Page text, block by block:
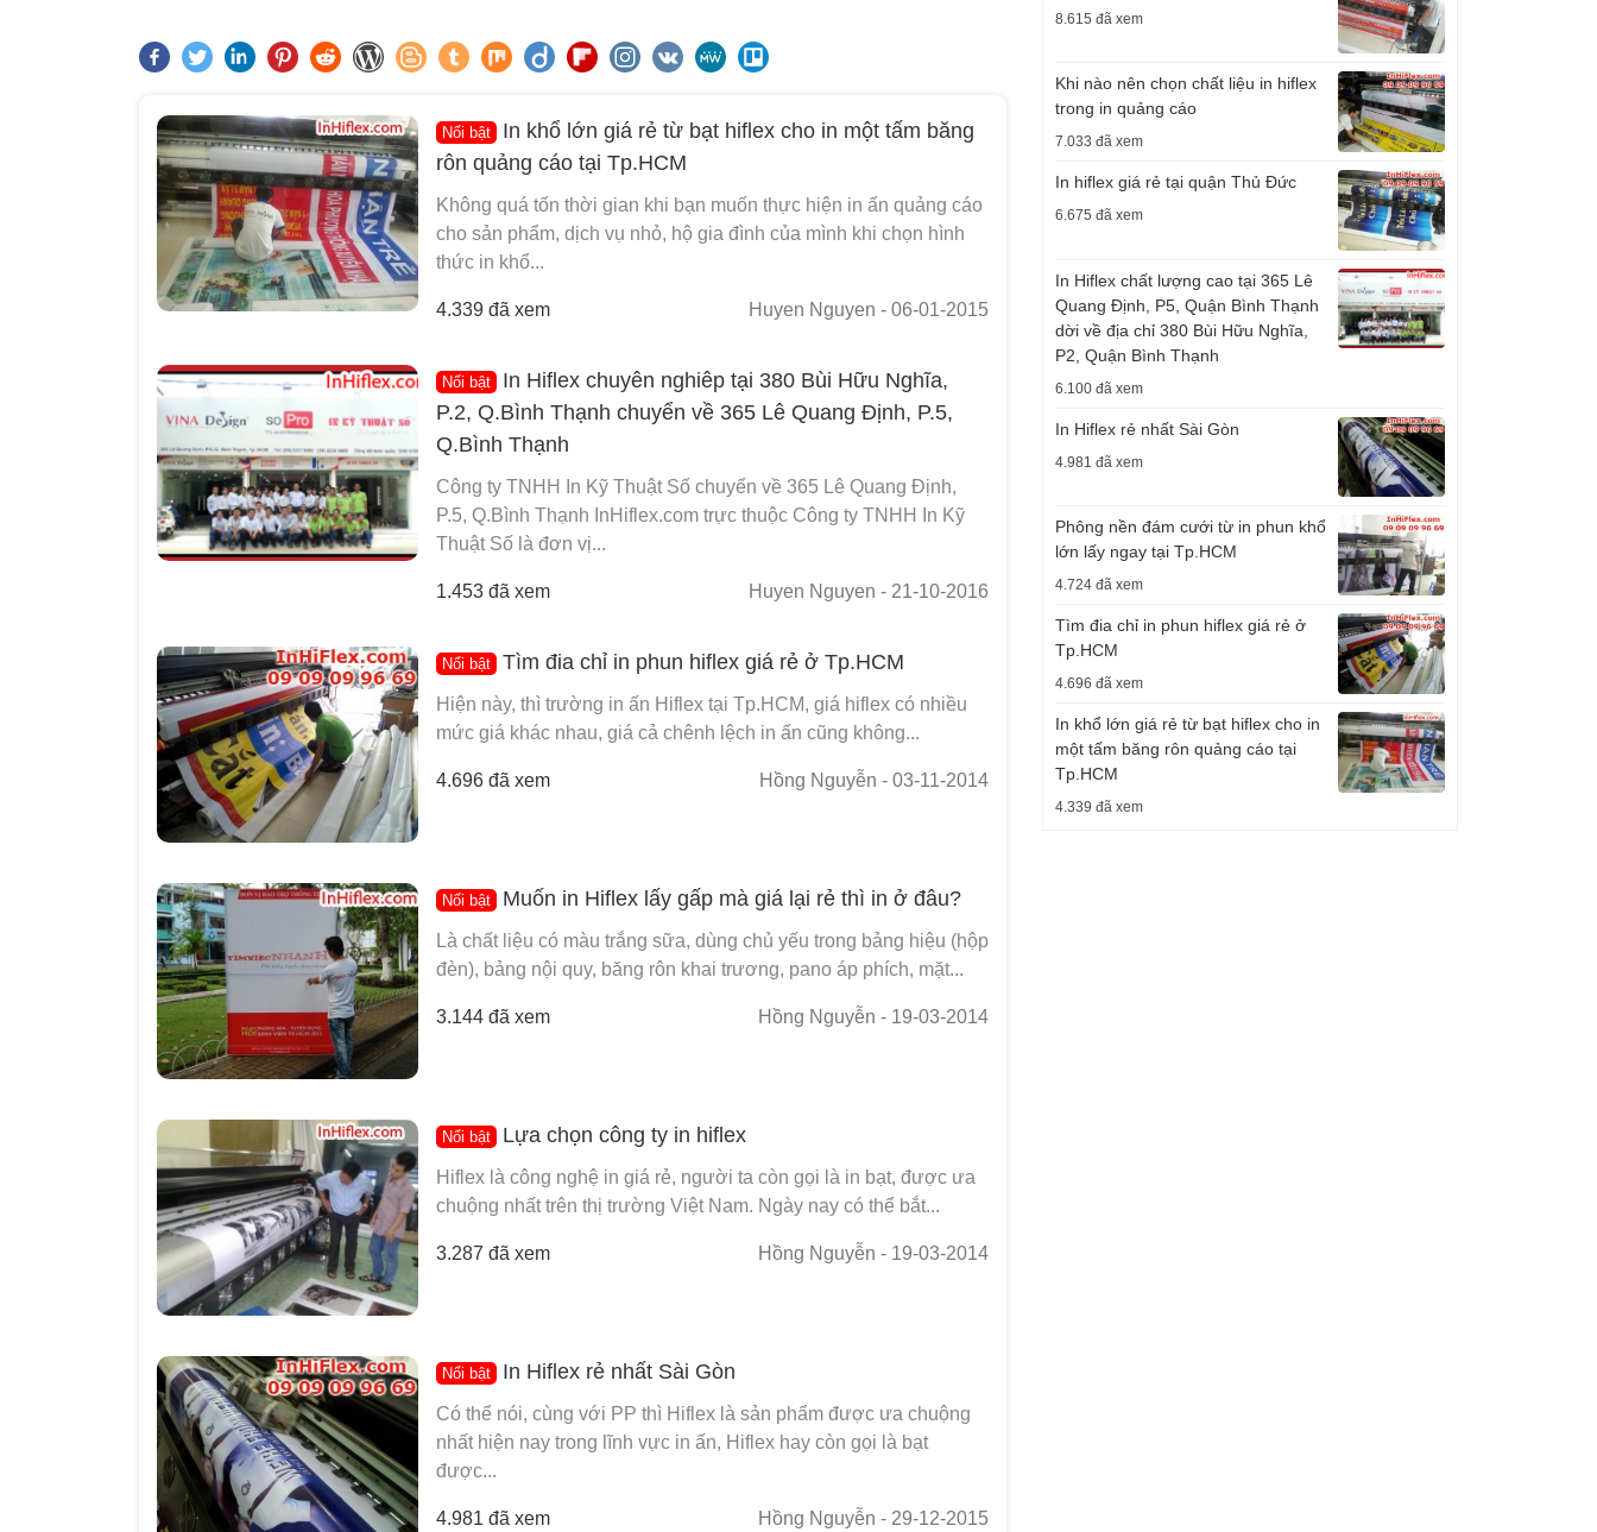
Nổi bật
In khổ lớn giá rẻ từ bạt hiflex cho in một tấm băng
rôn quảng cáo tại Tp.HCM
Không quá tốn thời gian khi bạn muốn thực hiện in ấn quảng cáo
cho sản phẩm, dịch vụ nhỏ, hộ gia đình của mình khi chọn hình
thức in khổ...
4.339 đã xem Huyen Nguyen - 06-01-2015
Nổi bật
In Hiflex chuyên nghiêp tại 380 Bùi Hữu Nghĩa,
P.2, Q.Bình Thạnh chuyển về 365 Lê Quang Định, P.5,
Q.Bình Thạnh
Công ty TNHH In Kỹ Thuật Số chuyển về 365 Lê Quang Định,
P.5, Q.Bình Thạnh InHiflex.com trực thuộc Công ty TNHH In Kỹ
Thuật Số là đơn vị...
1.453 đã xem Huyen Nguyen - 21-10-2016
Nổi bật Tìm đia chỉ in phun hiflex giá rẻ ở Tp.HCM
Hiện này, thì trường in ấn Hiflex tại Tp.HCM, giá hiflex có nhiều
mức giá khác nhau, giá cả chênh lệch in ấn cũng không...
4.696 đã xem Hồng Nguyễn - 03-11-2014
Nổi bật Muốn in Hiflex lấy gấp mà giá lại rẻ thì in ở đâu?
Là chất liệu có màu trắng sữa, dùng chủ yếu trong bảng hiệu (hộp
đèn), bảng nội quy, băng rôn khai trương, pano áp phích, mặt...
3.144 đã xem Hồng Nguyễn - 19-03-2014
Nổi bật Lựa chọn công ty in hiflex
Hiflex là công nghệ in giá rẻ, người ta còn gọi là in bạt, được ưa
chuộng nhất trên thị trường Việt Nam. Ngày nay có thể bắt...
3.287 đã xem Hồng Nguyễn - 19-03-2014
Nổi bật In Hiflex rẻ nhất Sài Gòn
Có thể nói, cùng với PP thì Hiflex là sản phẩm được ưa chuộng
nhất hiện nay trong lĩnh vực in ấn, Hiflex hay còn gọi là bạt
được...
4.981 đã xem Hồng Nguyễn - 29-12-2015
8.615 đã xem
Khi nào nên chọn chất liệu in hiflex
trong in quảng cáo
7.033 đã xem
In hiflex giá rẻ tại quận Thủ Đức
6.675 đã xem
In Hiflex chất lượng cao tại 365 Lê
Quang Định, P5, Quận Bình Thạnh
dời về địa chỉ 380 Bùi Hữu Nghĩa,
P2, Quận Bình Thạnh
6.100 đã xem
In Hiflex rẻ nhất Sài Gòn
4.981 đã xem
Phông nền đám cưới từ in phun khổ
lớn lấy ngay tại Tp.HCM
4.724 đã xem
Tìm đia chỉ in phun hiflex giá rẻ ở
Tp.HCM
4.696 đã xem
In khổ lớn giá rẻ từ bạt hiflex cho in
một tấm băng rôn quảng cáo tại
Tp.HCM
4.339 đã xem